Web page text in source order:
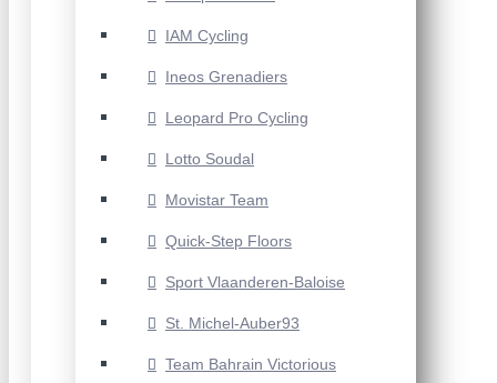
IAM Cycling
Ineos Grenadiers
Leopard Pro Cycling
Lotto Soudal
Movistar Team
Quick-Step Floors
Sport Vlaanderen-Baloise
St. Michel-Auber93
Team Bahrain Victorious